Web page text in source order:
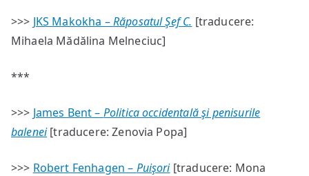
>>> JKS Makokha –Răposatul Şef C. [traducere:
Mihaela Mădălina Melneciuc]
***
>>> James Bent – Politica occidentală şi penisurile
balenei[traducere: Zenovia Popa]
>>> Robert Fenhagen – Puişori[traducere: Mona